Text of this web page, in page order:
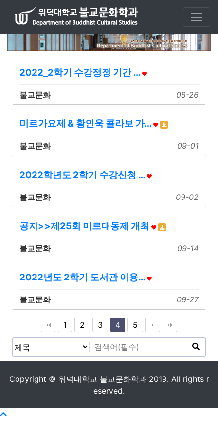
2022_2학기 수강정정 기간 …
불교문화 08-26
미르가요제 & 황인욱 콜라보 가…
불교문화 09-01
2022학년도 2학기 수강신청 …
불교문화 09-02
공지>>제25회 미르대동제 개최
불교문화 09-14
2022년도 2학기 도서관 이용…
불교문화 09-27
1 2 3 4 5
Copyright © 위덕대학교 불교문화학과 2019. All rights r
eserved.